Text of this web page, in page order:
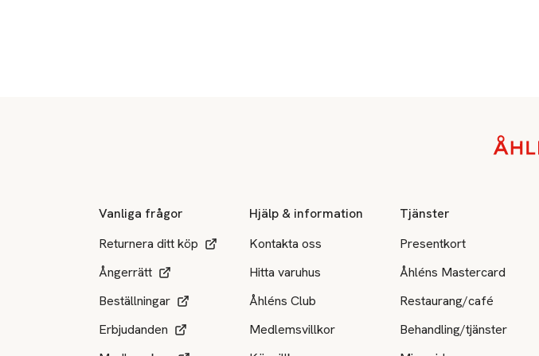
Vanliga frågor
Returnera ditt köp
Ångerrätt
Beställningar
Erbjudanden
Hjälp & information
Kontakta oss
Hitta varuhus
Åhléns Club
Medlemsvillkor
Tjänster
Presentkort
Åhléns Mastercard
Restaurang/café
Behandling/tjänster